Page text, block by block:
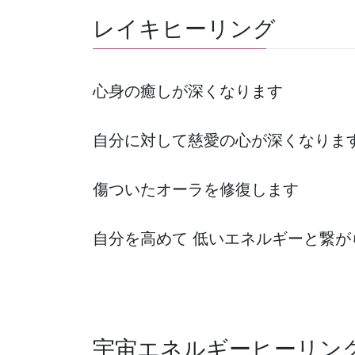
レイキヒーリング
心身の癒しが深くなります
自分に対して慈愛の心が深くなりま
傷ついたオーラを修復します
自分を高めて 低いエネルギーと繋が
宇宙エネルギーヒーリン